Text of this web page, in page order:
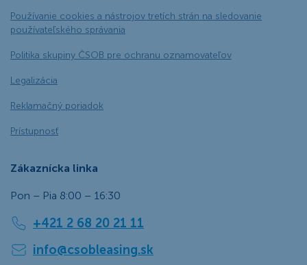
Používanie cookies a nástrojov tretích strán na sledovanie
používateľského správania
Politika skupiny ČSOB pre ochranu oznamovateľov
Legalizácia
Reklamačný poriadok
Prístupnosť
Zákaznícka linka
Pon – Pia 8:00 – 16:30
+421 2 68 20 21 11
info@csobleasing.sk